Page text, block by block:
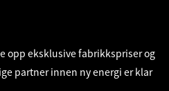
opp eksklusive fabrikkspriser og
partner innen ny energi er klar